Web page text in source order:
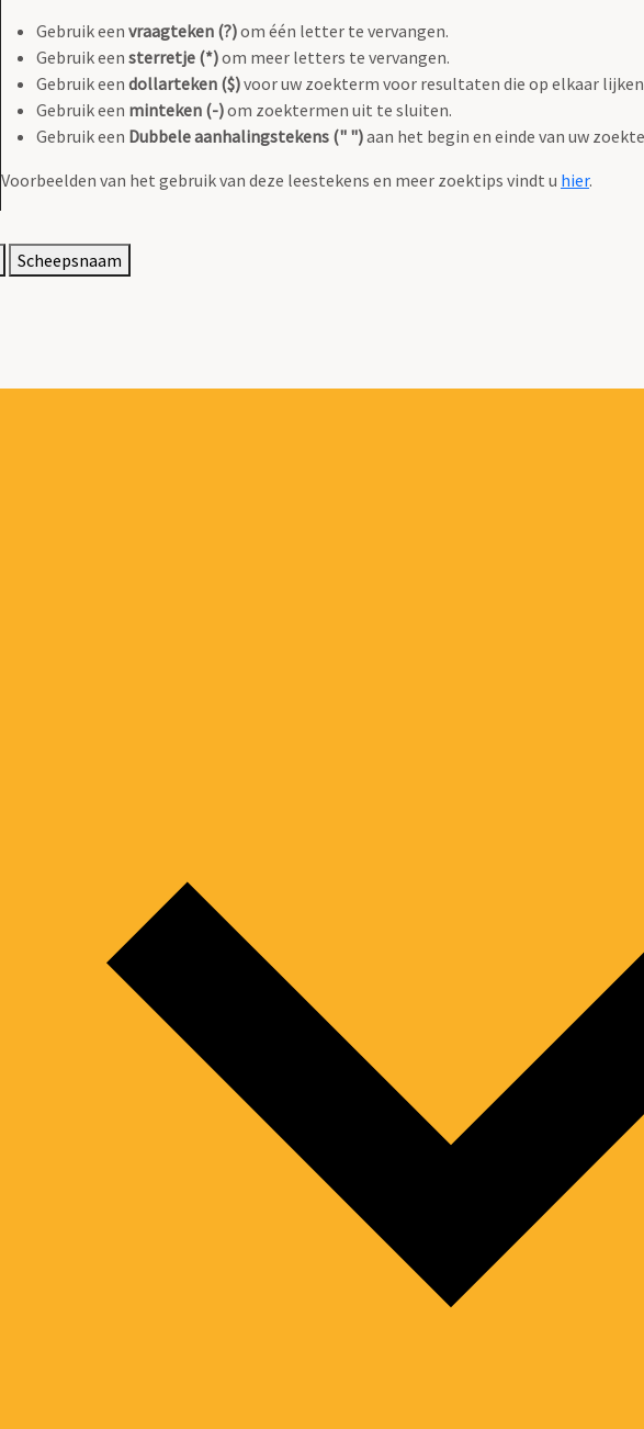
Gebruik een vraagteken (?)om één letter te vervangen.
Gebruik een sterretje (*)om meer letters te vervangen.
Gebruik een dollarteken ($)voor uw zoekterm voor resultaten die op elkaar
Gebruik een minteken (-)om zoektermen uit te sluiten.
Gebruik een Dubbele aanhalingstekens (" ")aan het begin en einde van uw
Voorbeelden van het gebruik van deze leestekens en meer zoektips vindt u hier.
Scheepsnaam